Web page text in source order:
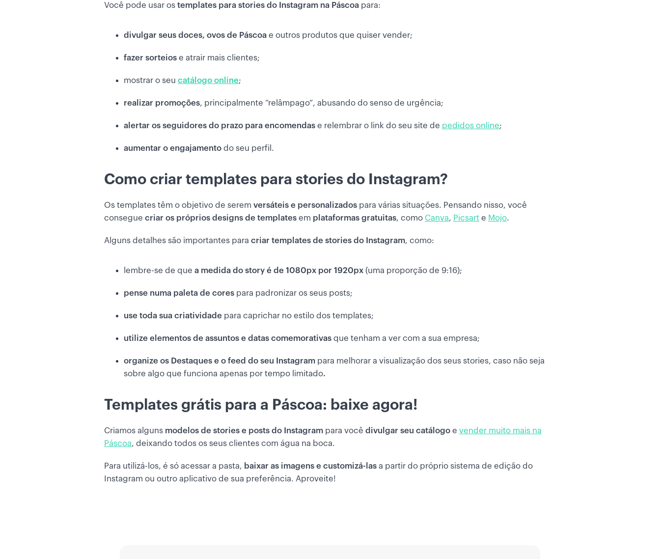
Você pode usar os templates para stories do Instagram na Páscoa para:
divulgar seus doces, ovos de Páscoa e outros produtos que quiser vender;
fazer sorteios e atrair mais clientes;
mostrar o seu catálogo online;
realizar promoções, principalmente “relâmpago”, abusando do senso de urgência;
alertar os seguidores do prazo para encomendas e relembrar o link do seu site de pedidos online;
aumentar o engajamento do seu perfil.
Como criar templates para stories do Instagram?
Os templates têm o objetivo de serem versáteis e personalizados para várias situações. Pensando nisso, você
consegue criar os próprios designs de templates em plataformas gratuitas, como Canva, Picsart e Mojo.
Alguns detalhes são importantes para criar templates de stories do Instagram, como:
lembre-se de que a medida do story é de 1080px por 1920px (uma proporção de 9:16);
pense numa paleta de cores para padronizar os seus posts;
use toda sua criatividade para caprichar no estilo dos templates;
utilize elementos de assuntos e datas comemorativas que tenham a ver com a sua empresa;
organize os Destaques e o feed do seu Instagram para melhorar a visualização dos seus stories, caso não seja
sobre algo que funciona apenas por tempo limitado.
Templates grátis para a Páscoa: baixe agora!
Criamos alguns modelos de stories e posts do Instagram para você divulgar seu catálogo e vender muito mais na
Páscoa, deixando todos os seus clientes com água na boca.
Para utilizá-los, é só acessar a pasta, baixar as imagens e customizá-las a partir do próprio sistema de edição do
Instagram ou outro aplicativo de sua preferência. Aproveite!